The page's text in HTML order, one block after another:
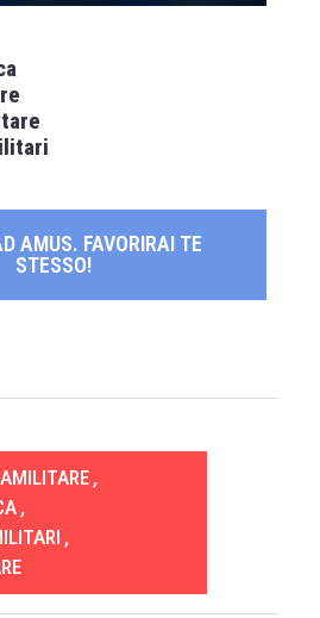
AMUS. FAVORIRAI TE
STESSO!
,
,
,